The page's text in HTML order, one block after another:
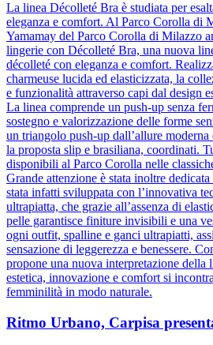
La linea Décolleté Bra è studiata per
eleganza e comfort. Al Parco Corolla di
Yamamay del Parco Corolla di Milazzo
lingerie con Décolleté Bra, una nuova
décolleté con eleganza e comfort.
charmeuse lucida ed elasticizzata, la
e funzionalità attraverso capi dal design
La linea comprende un push-up senza
sostegno e valorizzazione delle forme
un triangolo push-up dall’allure
la proposta slip e brasiliana, coordinati.
disponibili al Parco Corolla nelle
Grande attenzione è stata inoltre
stata infatti sviluppata con l’innovativa
ultrapiatta, che grazie all’assenza di
pelle garantisce finiture invisibili e una
ogni outfit, spalline e ganci ultrapiatti,
sensazione di leggerezza e benessere.
propone una nuova interpretazione della
estetica, innovazione e comfort si
femminilità in modo naturale.
Ritmo Urbano, Carpisa